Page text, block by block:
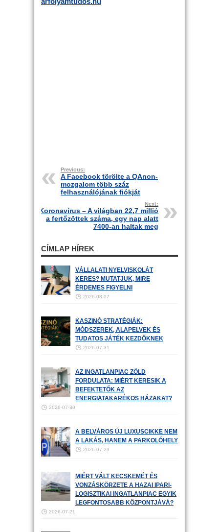
Previous:
A Facebook törölte a QAnon-
mozgalom több száz
felhasználójának fiókját
Next:
Koronavírus – A világban 22,7 millió
a fertőzöttek száma, egy nap alatt
7400-an haltak meg
CÍMLAP HÍREK
VÁLLALATI NYELVISKOLÁT
KERES? MUTATJUK, MIRE
ÉRDEMES FIGYELNI
2026-08-07
KASZINÓ STRATÉGIÁK:
MÓDSZEREK, ALAPELVEK ÉS
TUDATOS JÁTÉK KEZDŐKNEK
2026-07-31
AZ INGATLANPIAC ZÖLD
FORDULATA: MIÉRT KERESIK A
BEFEKTETŐK AZ
ENERGIATAKARÉKOS HÁZAKAT?
2026-07-30
A BELVÁROS ÚJ LUXUSCIKKE NEM
A LAKÁS, HANEM A PARKOLÓHELY
2026-07-29
MIÉRT VÁLT KECSKEMÉT ÉS
VONZÁSKÖRZETE A HAZAI IPARI-
LOGISZTIKAI INGATLANPIAC EGYIK
LEGFONTOSABB KÖZPONTJÁVÁ?
2026-07-21